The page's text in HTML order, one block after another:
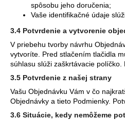
spôsobu jeho doručenia;
Vaše identifikačné údaje
3.4 Potvrdenie a vytvorenie
V priebehu tvorby návrhu
vytvoríte. Pred stlačením tlačidla
súhlasu slúži zaškrtávacie
3.5 Potvrdenie z našej strany
Vašu Objednávku Vám v čo
Objednávky a tieto Podmienky.
3.6 Situácie, kedy nemôžeme